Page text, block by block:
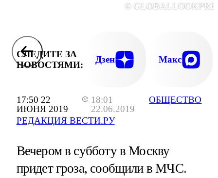
17:50 22
ИЮНЯ 2019
18:01
22.06.2019
РЕДАКЦИЯ ВЕСТИ.РУ
ОБЩЕСТВО
©
СЛЕДИТЕ ЗА
НОВОСТЯМИ:
Дзен Макс
Вечером в субботу в Москву
придет гроза, сообщили в МЧС.